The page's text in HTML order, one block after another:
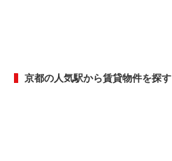
京都の人気駅から賃貸物件を探す